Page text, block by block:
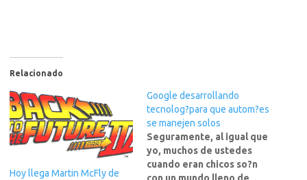
Relacionado
Hoy llega Martin McFly de
Google desarrollando
tecnolog?para que autom?es
se manejen solos
Seguramente, al igual que
yo, muchos de ustedes
cuando eran chicos so?n